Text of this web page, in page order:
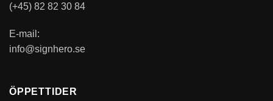
(+45) 82 82 30 84
E-mail:
info@signhero.se
ÖPPETTIDER